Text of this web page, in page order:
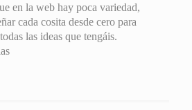
en la web hay poca variedad,
cada cosita desde cero para
las ideas que tengáis.